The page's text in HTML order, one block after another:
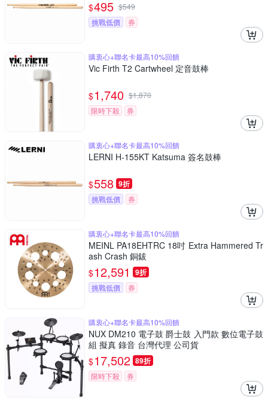
$495 $549
挑戰低價
券
購衷心+聯名卡最高10%回饋
Vic Firth T2 Cartwheel 定音鼓棒
$1,740 $1,870
限時下殺
券
購衷心+聯名卡最高10%回饋
LERNI H-155KT Katsuma 簽名鼓棒
$558 9折
挑戰低價 券
購衷心+聯名卡最高10%回饋
MEINL PA18EHTRC 18吋 Extra Hammered Tr
ash Crash 銅鈸
$12,591 9折
挑戰低價 券
購衷心+聯名卡最高10%回饋
NUX DM210 電子鼓 爵士鼓 入門款 數位電子鼓
組 擬真 錄音 台灣代理 公司貨
$17,502 89折
限時下殺 券